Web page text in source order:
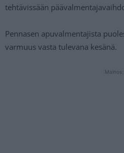
tehtävissään
Pennasen apuvalmentajista
varmuus vasta tulevana kesänä.
Mainos: